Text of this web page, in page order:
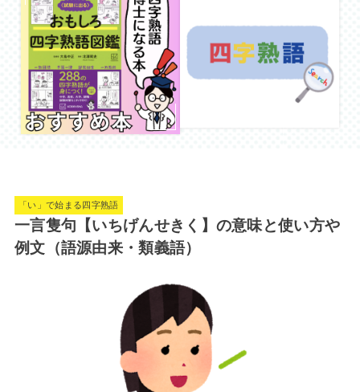
「い」で始まる四字熟語
一言隻句【いちげんせきく】の意味と使い方や
例文（語源由来・類義語）